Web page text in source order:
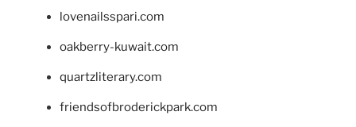
lovenailsspari.com
oakberry-kuwait.com
quartzliterary.com
friendsofbroderickpark.com